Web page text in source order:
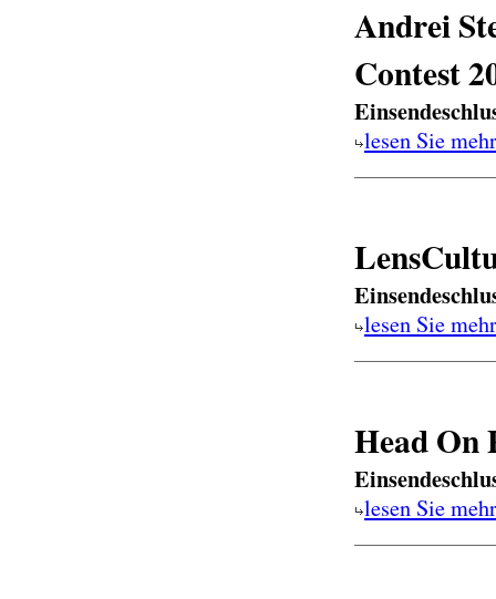
Andrei
Contest
lesen Sie mehr
lesen Sie mehr
Head On
lesen Sie mehr